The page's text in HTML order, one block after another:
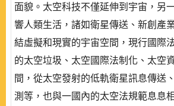
面貌。太空科技不僅延伸到宇宙，另
響人類生活，諸如衛星傳送、新創產
結虛擬和現實的宇宙空間，現行國際
的太空垃圾、太空國際法制化、太空
間，從太空發射的低軌衛星訊息傳送
測等，也與一國內的太空法規範息息